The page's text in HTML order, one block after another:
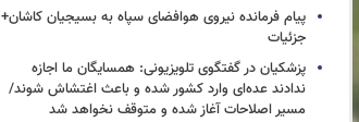
پیام فرمانده نیروی هوافضای سپاه به بسیجیان کاشان+
جزئیات
پزشکیان در گفتگوی تلویزیونی: همسایگان ما اجازه
ندادند عده‌ای وارد کشور شده و باعث اغتشاش شوند/
مسیر اصلاحات آغاز شده و متوقف نخواهد شد